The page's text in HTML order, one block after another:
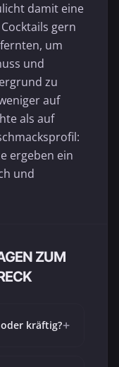
damit eine
gern
um
und
zu
auf
als auf
ergeben ein
und
ZUM
kräftig?+